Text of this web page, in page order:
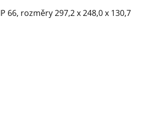
66, rozměry 297,2 x 248,0 x 130,7